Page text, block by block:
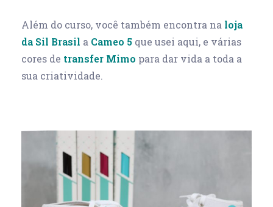
Além do curso, você também encontra na loja
da Sil Brasil a Cameo 5 que usei aqui, e várias
cores de transfer Mimo para dar vida a toda a
sua criatividade.